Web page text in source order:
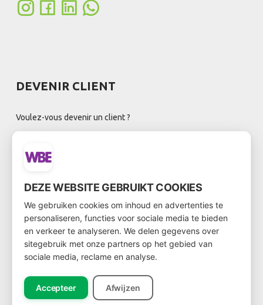
DEVENIR CLIENT
Voulez-vous devenir un client ?
BULLETIN D'INFORMATION
DEZE WEBSITE GEBRUIKT COOKIES
We gebruiken cookies om inhoud en advertenties te
personaliseren, functies voor sociale media te bieden
en verkeer te analyseren. We delen gegevens over
sitegebruik met onze partners op het gebied van
sociale media, reclame en analyse.
Accepteer Afwijzen